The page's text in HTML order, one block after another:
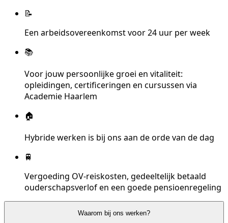
📝
Een arbeidsovereenkomst voor 24 uur per week
📚
Voor jouw persoonlijke groei en vitaliteit:
opleidingen, certificeringen en cursussen via
Academie Haarlem
🏠
Hybride werken is bij ons aan de orde van de dag
🚆
Vergoeding OV-reiskosten, gedeeltelijk betaald
ouderschapsverlof en een goede pensioenregeling
Waarom bij ons werken?